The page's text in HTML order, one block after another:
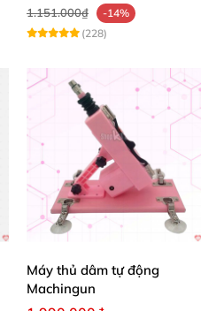
1.151.000₫
-14%
(228)
Máy thủ dâm tự động
Machingun